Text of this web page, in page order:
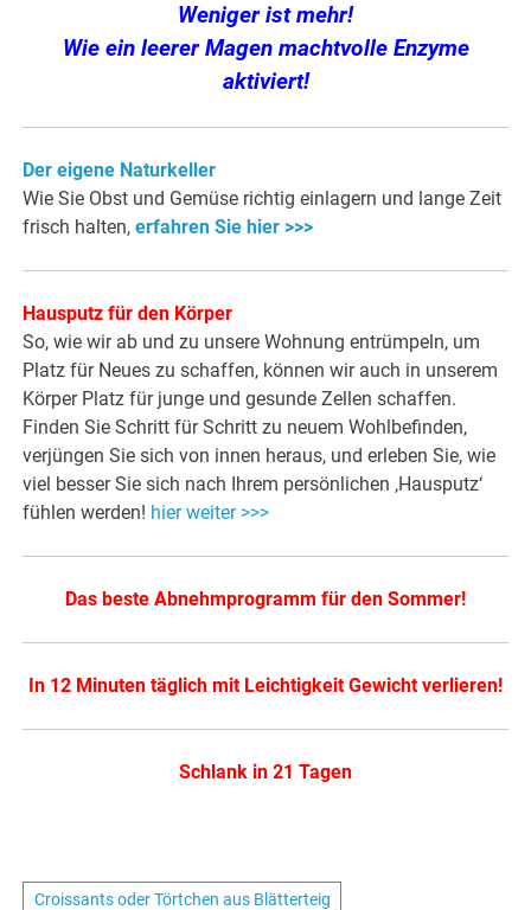
Weniger ist mehr!
Wie ein leerer Magen machtvolle Enzyme
aktiviert!
Der eigene Naturkeller
Wie Sie Obst und Gemüse richtig einlagern und lange Zeit
frisch halten,erfahren Sie hier >>>
Hausputz für den Körper
So, wie wir ab und zu unsere Wohnung entrümpeln, um
Platz für Neues zu schaffen, können wir auch in unserem
Körper Platz für junge und gesunde Zellen schaffen.
Finden Sie Schritt für Schritt zu neuem Wohlbefinden,
verjüngen Sie sich von innen heraus, und erleben Sie, wie
viel besser Sie sich nach Ihrem persönlichen ‚Hausputz‘
fühlen werden! hier weiter >>>
Das beste Abnehmprogramm für den Sommer!
In 12 Minuten täglich mit Leichtigkeit Gewicht verlieren!
Schlank in 21 Tagen
Croissants oder Törtchen aus Blätterteig